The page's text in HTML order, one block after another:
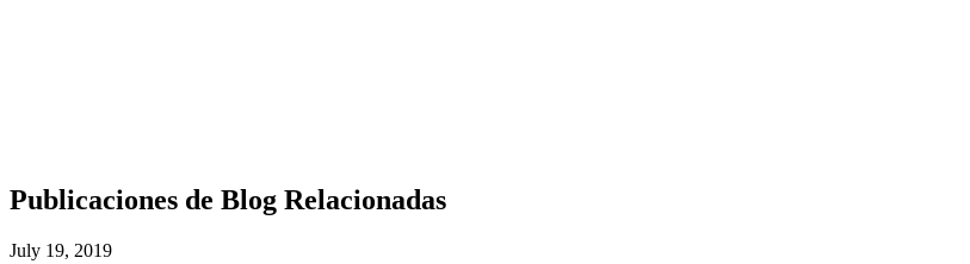
Publicaciones de Blog Relacionadas
July 19, 2019